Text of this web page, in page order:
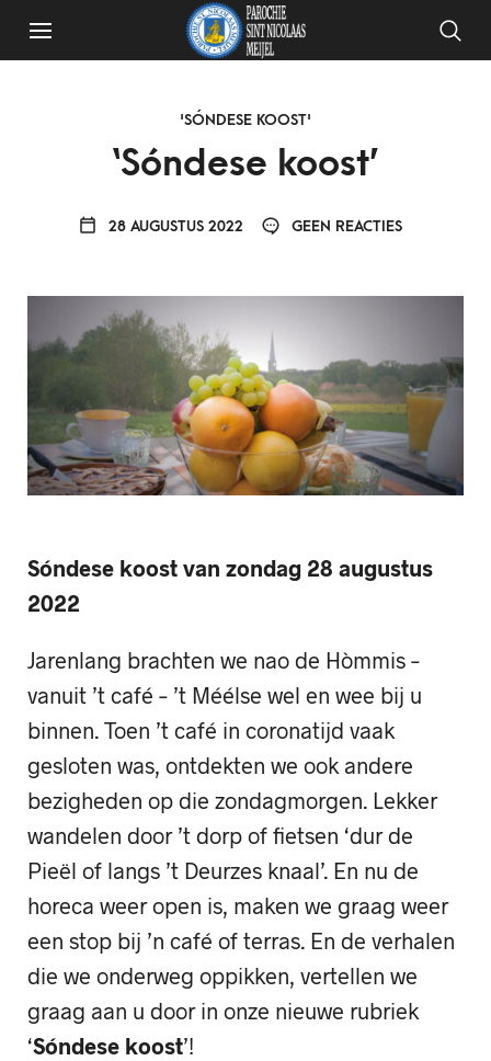
'SÓNDESE KOOST'
‘Sóndese koost’
28 AUGUSTUS 2022 GEEN REACTIES
Sóndese koost van zondag 28 augustus
2022
Jarenlang brachten we nao de Hòmmis –
vanuit ’t café – ’t Méélse wel en wee bij u
binnen. Toen ’t café in coronatijd vaak
gesloten was, ontdekten we ook andere
bezigheden op die zondagmorgen. Lekker
wandelen door ’t dorp of fietsen ‘dur de
Pieël of langs ’t Deurzes knaal’. En nu de
horeca weer open is, maken we graag weer
een stop bij ’n café of terras. En de verhalen
die we onderweg oppikken, vertellen we
graag aan u door in onze nieuwe rubriek
‘Sóndese koost’!